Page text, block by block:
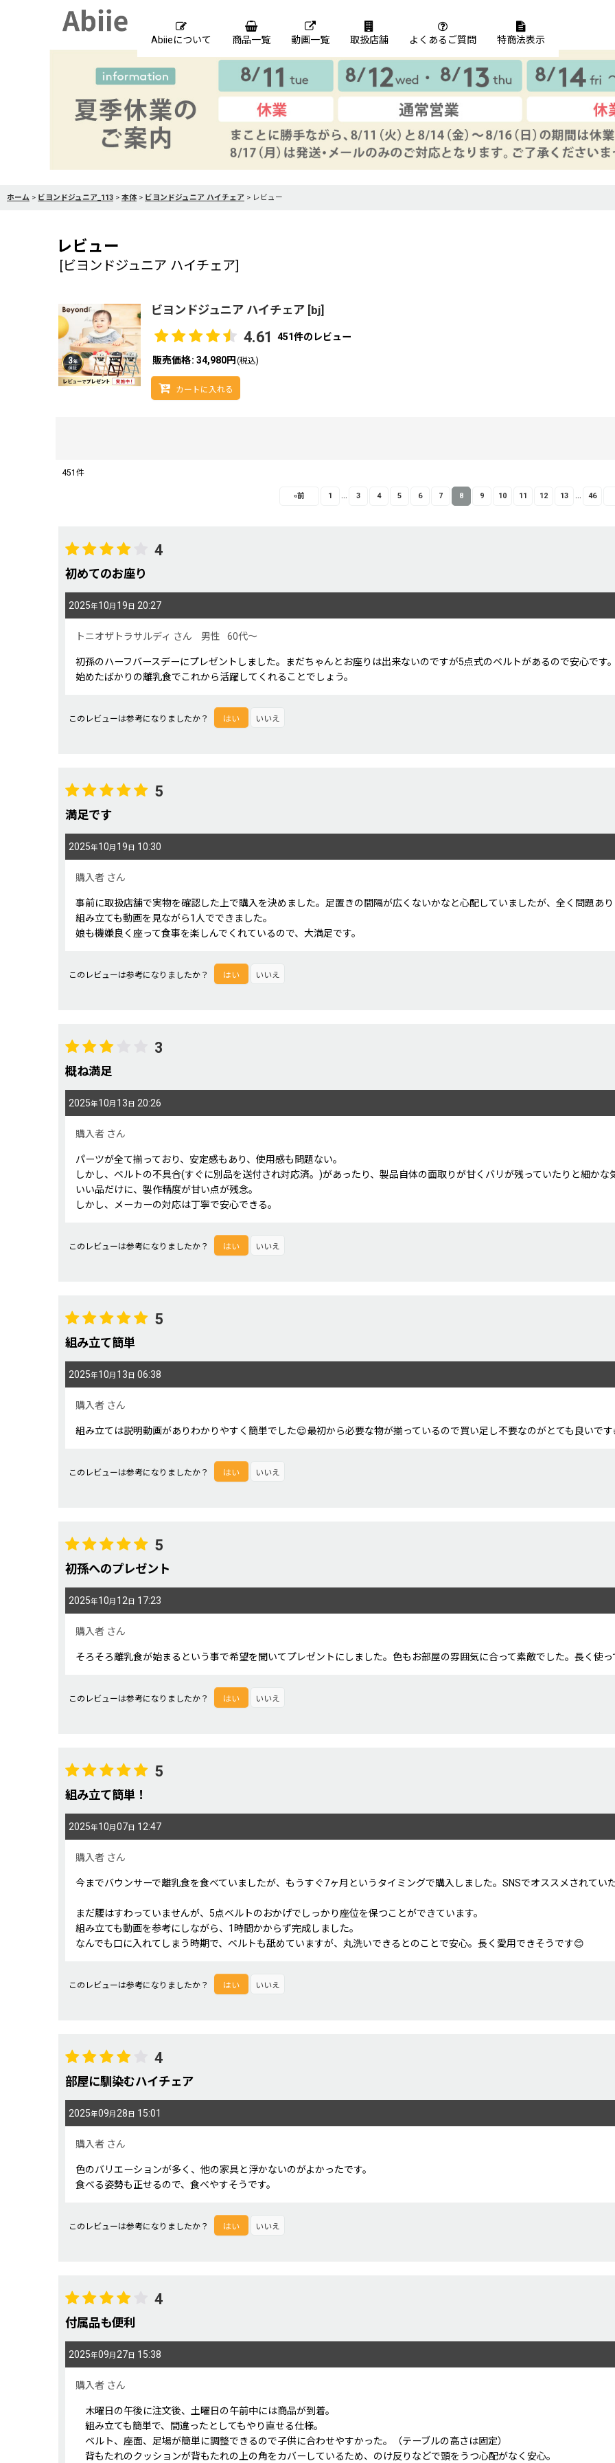
Abiieについて 商品一覧 動画一覧 取扱店舗 よくあるご質問 特商法表示
ホーム > ビヨンドジュニア_113 > 本体 > ビヨンドジュニア ハイチェア > レビュー
レビュー
[ビヨンドジュニア ハイチェア]
ビヨンドジュニア ハイチェア [bj]
4.61 451件のレビュー
販売価格: 34,980円 (税込)
カートに入れる
画像:
年代:
451 件
«前 1 3 4 5 6 7 8 9 10 11 12 13 46
4
初めてのお座り
2025年10月 19 日 20:27
トニオザトラサルディ さん 男性 60代～
初孫のハーフバースデーにプレゼントしました。まだちゃんとお座りは出来ないのですが5点式のベルトがあるので安心です
始めたばかりの離乳食でこれから活躍してくれることでしょう。
このレビューは参考になりましたか？ はい いいえ
5
満足です
2025年10月 19 日 10:30
購入者 さん
事前に取扱店舗で実物を確認した上で購入を決めました。足置きの間隔が広くないかなと心配していましたが、全く問題あり
組み立ても動画を見ながら1人でできました。
娘も機嫌良く座って食事を楽しんでくれているので、大満足です。
このレビューは参考になりましたか？ はい いいえ
3
概ね満足
2025年10月 13 日 20:26
購入者 さん
パーツが全て揃っており、安定感もあり、使用感も問題ない。
しかし、ベルトの不具合(すぐに別品を送付され対応済。)があったり、製品自体の面取りが甘くバリが残っていたりと細かな
いい品だけに、製作精度が甘い点が残念。
しかし、メーカーの対応は丁寧で安心できる。
このレビューは参考になりましたか？ はい いいえ
5
組み立て簡単
2025年10月 13 日 06:38
購入者 さん
組み立ては説明動画がありわかりやすく簡単でした😌最初から必要な物が揃っているので買い足し不要なのがとても良いで
このレビューは参考になりましたか？ はい いいえ
5
初孫へのプレゼント
2025年10月 12 日 17:23
購入者 さん
そろそろ離乳食が始まるという事で希望を聞いてプレゼントにしました。色もお部屋の雰囲気に合って素敵でした。長く使っ
このレビューは参考になりましたか？ はい いいえ
5
組み立て簡単！
2025年10月 07 日 12:47
購入者 さん
今までバウンサーで離乳食を食べていましたが、もうすぐ7ヶ月というタイミングで購入しました。SNSでオススメされてい
まだ腰はすわっていませんが、5点ベルトのおかげでしっかり座位を保つことができています。
組み立ても動画を参考にしながら、1時間かからず完成しました。
なんでも口に入れてしまう時期で、ベルトも舐めていますが、丸洗いできるとのことで安心。長く愛用できそうです😊
このレビューは参考になりましたか？ はい いいえ
4
部屋に馴染むハイチェア
2025年09月 28 日 15:01
購入者 さん
色のバリエーションが多く、他の家具と浮かないのがよかったです。
食べる姿勢も正せるので、食べやすそうです。
このレビューは参考になりましたか？ はい いいえ
4
付属品も便利
2025年09月 27 日 15:38
購入者 さん
木曜日の午後に注文後、土曜日の午前中には商品が到着。
組み立ても簡単で、間違ったとしてもやり直せる仕様。
ベルト、座面、足場が簡単に調整できるので子供に合わせやすかった。（テーブルの高さは固定）
背もたれのクッションが背もたれの上の角をカバーしているため、のけ反りなどで頭をうつ心配がなく安心。